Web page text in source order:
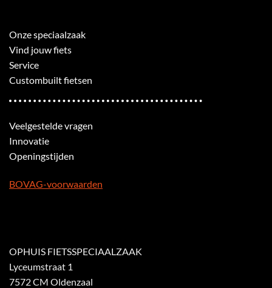
Onze speciaalzaak
Vind jouw fiets
Service
Custombuilt fietsen
Veelgestelde vragen
Innovatie
Openingstijden
BOVAG-voorwaarden
OPHUIS FIETSSPECIAALZAAK
Lyceumstraat 1
7572 CM Oldenzaal